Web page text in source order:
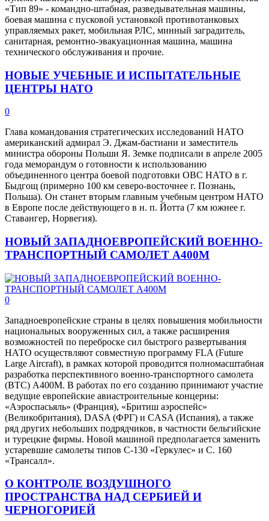
«Тип 89» - командно-штабная, разведывательная машины,
боевая машина с пусковой установкой противотанковых
управляемых ракет, мобильная РЛС, минный заградитель,
санитарная, ремонтно-эвакуационная машина, машина
технического обслуживания и прочие.
НОВЫЕ УЧЕБНЫЕ И ИСПЫТАТЕЛЬНЫЕ
ЦЕНТРЫ НАТО
0
Глава командования стратегических исследований НАТО
американский адмирал Э. Джам-бастиани и заместитель
министра обороны Польши Я. Земке подписали в апреле 2005
года меморандум о готовности к использованию
объединенного центра боевой подготовки ОВС НАТО в г.
Быдгощ (примерно 100 км северо-восточнее г. Познань,
Польша). Он станет вторым главным учебным центром НАТО
в Европе после действующего в н. п. Йотта (7 км южнее г.
Ставангер, Норвегия).
НОВЫЙ ЗАПАДНОЕВРОПЕЙСКИЙ ВОЕННО-
ТРАНСПОРТНЫЙ САМОЛЕТ А400М
0
Западноевропейские страны в целях повышения мобильности
национальных вооруженных сил, а также расширения
возможностей по переброске сил быстрого развертывания
НАТО осуществляют совместную программу FLA (Future
Large Aircraft), в рамках которой проводится полномасштабная
разработка перспективного военно-транспортного самолета
(ВТС) А400М. В работах по его созданию принимают участие
ведущие европейские авиастроительные концерны:
«Аэроспасьяль» (Франция), «Бритиш аэроспейс»
(Великобритания), DASA (ФРГ) и CASA (Испания), а также
ряд других небольших подрядчиков, в частности бельгийские
и турецкие фирмы. Новой машиной предполагается заменить
устаревшие самолеты типов С-130 «Геркулес» и С. 160
«Трансалл».
О КОНТРОЛЕ ВОЗДУШНОГО
ПРОСТРАНСТВА НАД СЕРБИЕЙ И
ЧЕРНОГОРИЕЙ